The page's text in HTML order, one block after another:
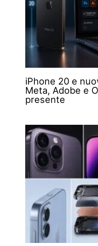
iPhone 20 e
Meta, Adobe e
presente